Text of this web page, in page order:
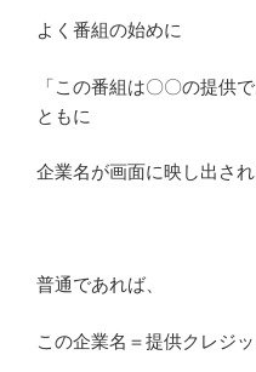
よく番組の始めに
「この番組は〇〇の提供
ともに
企業名が画面に映し出さ
普通であれば、
この企業名＝提供クレジ